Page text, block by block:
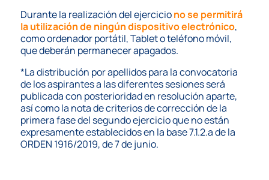
Durante la realización del ejerciciono se permitirá
la utilización de ningún dispositivo electrónico,
como ordenador portátil, Tablet o teléfono móvil,
que deberán permanecer apagados.
*La distribución por apellidos para la convocatoria
de los aspirantes a las diferentes sesiones será
publicada con posterioridad en resolución aparte,
así como la nota de criterios de corrección de la
primera fase del segundo ejercicio que no están
expresamente establecidos en la base 7.1.2.a de la
ORDEN 1916/2019, de 7 de junio.